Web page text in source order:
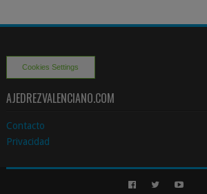
Cookies Settings
AJEDREZVALENCIANO.COM
Contacto
Privacidad